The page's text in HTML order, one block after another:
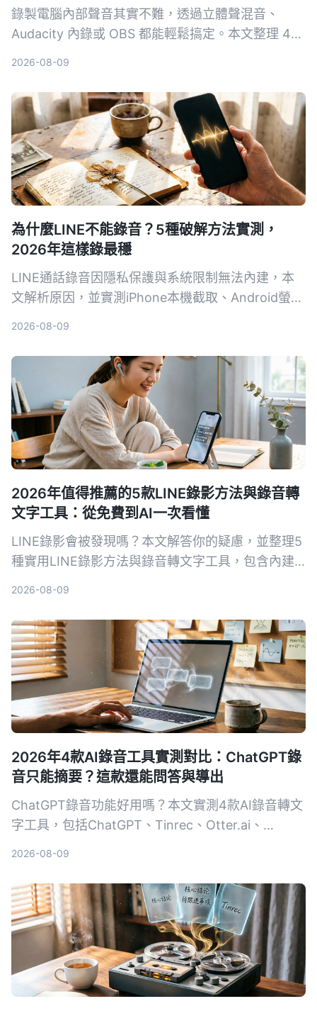
錄製電腦內部聲音其實不難，透過立體聲混音、
Audacity 內錄或 OBS 都能輕鬆搞定。本文整理 4
2026-08-09
為什麼LINE不能錄音？5種破解方法實測，
2026年這樣錄最穩
LINE通話錄音因隱私保護與系統限制無法內建，本
文解析原因，並實測iPhone本機截取、Android螢幕
2026-08-09
2026年值得推薦的5款LINE錄影方法與錄音轉
文字工具：從免費到AI一次看懂
LINE錄影會被發現嗎？本文解答你的疑慮，並整理5
種實用LINE錄影方法與錄音轉文字工具，包含內建
2026-08-09
2026年4款AI錄音工具實測對比：ChatGPT錄
音只能摘要？這款還能問答與導出
ChatGPT錄音功能好用嗎？本文實測4款AI錄音轉文
字工具，包括ChatGPT、Tinrec、Otter.ai、
程與訪談錄音。
2026-08-09